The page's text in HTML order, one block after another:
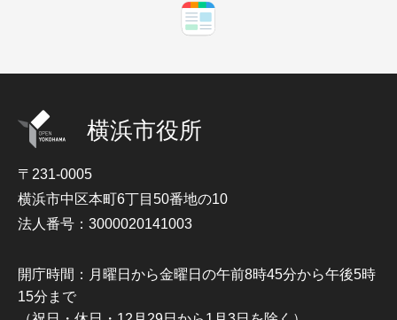
横浜市役所
〒231-0005
横浜市中区本町6丁目50番地の10
法人番号：3000020141003
開庁時間：月曜日から金曜日の午前8時45分から午後5時
15分まで